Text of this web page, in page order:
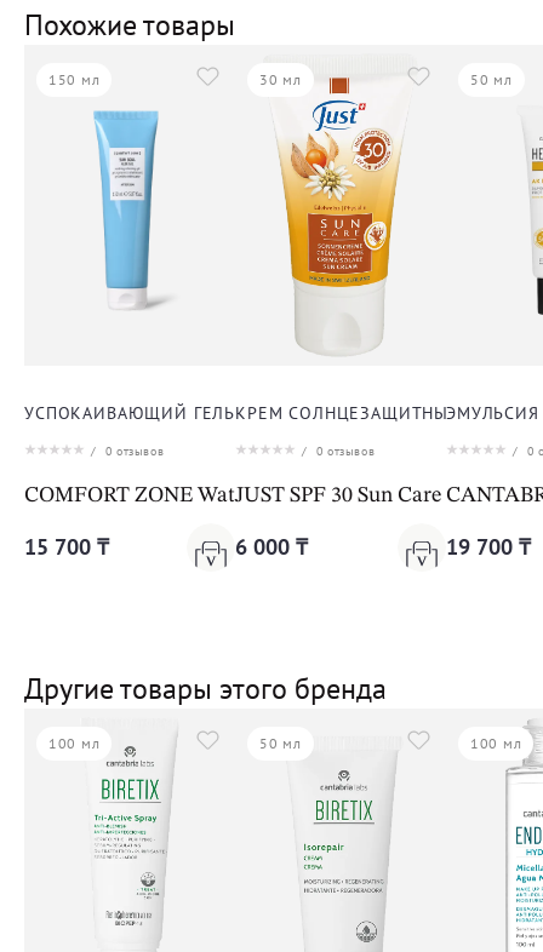
Похожие товары
150 мл
УСПОКАИВАЮЩИЙ ГЕЛЬ ДЛЯ ТЕЛА И ЛИЦА
/ 0 отзывов
COMFORT ZONE Water Soul Aftersun Aloe Gel
15 700 ₸
30 мл
КРЕМ СОЛНЦЕЗАЩИТНЫЙ ДЛЯ
/ 0 отзывов
JUST SPF 30 Sun Care Cream
6 000 ₸
50 мл
/ 0
19 700 ₸
Другие товары этого бренда
100 мл 50 мл 100 мл